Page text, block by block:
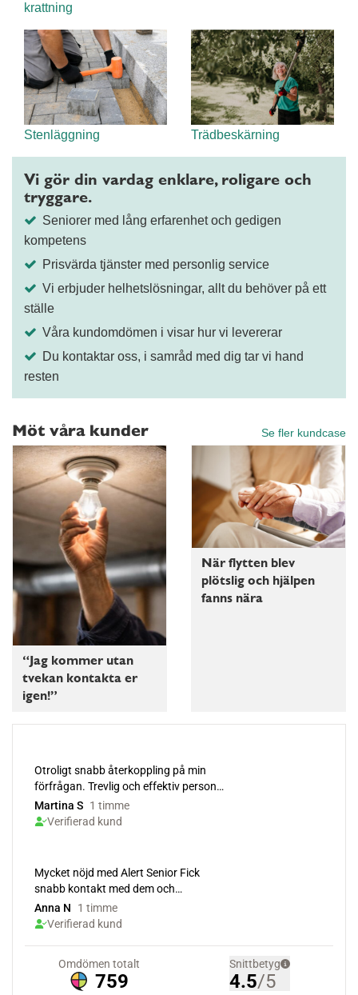
krattning
Stenläggning Trädbeskärning
Möt våra kunder Se fler kundcase
“Jag kommer utan
tvekan kontakta er
igen!”
När flytten blev
plötslig och hjälpen
fanns nära
Vi gör din vardag enklare, roligare och
tryggare.
Seniorer med lång erfarenhet och gedigen
kompetens
Prisvärda tjänster med personlig service
Vi erbjuder helhetslösningar, allt du behöver på ett
ställe
Våra kundomdömen i visar hur vi levererar
Du kontaktar oss, i samråd med dig tar vi hand
resten